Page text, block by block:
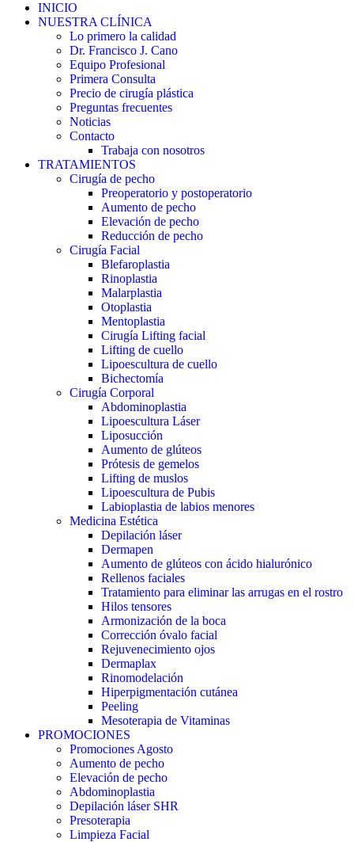
INICIO
NUESTRA CLÍNICA
Lo primero la calidad
Dr. Francisco J. Cano
Equipo Profesional
Primera Consulta
Precio de cirugía plástica
Preguntas frecuentes
Noticias
Contacto
Trabaja con nosotros
TRATAMIENTOS
Cirugía de pecho
Preoperatorio y postoperatorio
Aumento de pecho
Elevación de pecho
Reducción de pecho
Cirugía Facial
Blefaroplastia
Rinoplastia
Malarplastia
Otoplastia
Mentoplastia
Cirugía Lifting facial
Lifting de cuello
Lipoescultura de cuello
Bichectomía
Cirugía Corporal
Abdominoplastia
Lipoescultura Láser
Liposucción
Aumento de glúteos
Prótesis de gemelos
Lifting de muslos
Lipoescultura de Pubis
Labioplastia de labios menores
Medicina Estética
Depilación láser
Dermapen
Aumento de glúteos con ácido hialurónico
Rellenos faciales
Tratamiento para eliminar las arrugas en el rostro
Hilos tensores
Armonización de la boca
Corrección óvalo facial
Rejuvenecimiento ojos
Dermaplax
Rinomodelación
Hiperpigmentación cutánea
Peeling
Mesoterapia de Vitaminas
PROMOCIONES
Promociones Agosto
Aumento de pecho
Elevación de pecho
Abdominoplastia
Depilación láser SHR
Presoterapia
Limpieza Facial